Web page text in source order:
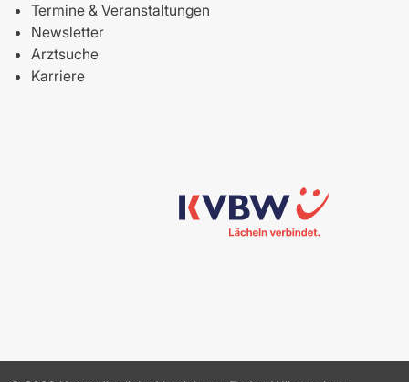
Termine & Veranstaltungen
Newsletter
Arztsuche
Karriere